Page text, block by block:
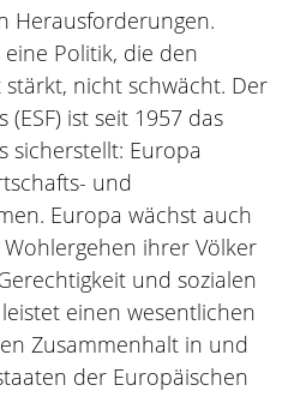
Herausforderungen.
Politik, die den
nicht schwächt. Der
ist seit 1957 das
sicherstellt: Europa
und
Europa wächst auch
ihrer Völker
und sozialen
einen wesentlichen
Zusammenhalt in und
der Europäischen